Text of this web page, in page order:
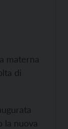
materna
di
la nuova